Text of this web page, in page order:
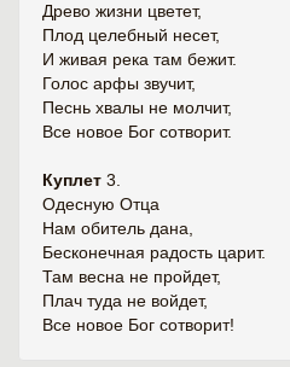
Древо жизни цветет,
Плод целебный несет,
И живая река там бежит.
Голос арфы звучит,
Песнь хвалы не молчит,
Все новое Бог сотворит.
Куплет 3.
Одесную Отца
Нам обитель дана,
Бесконечная радость царит.
Там весна не пройдет,
Плач туда не войдет,
Все новое Бог сотворит!